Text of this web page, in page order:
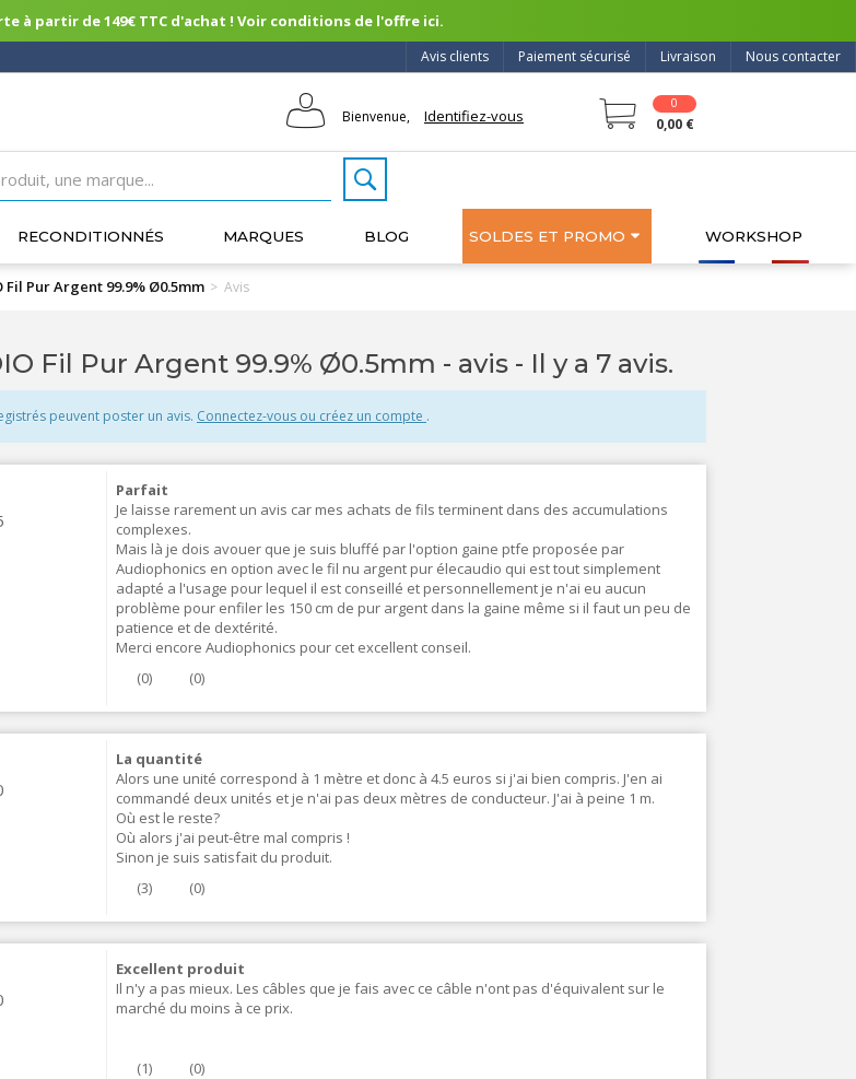
à partir de 149€ TTC d'achat ! Voir conditions de l'offre ici.
Nous contacter
Livraison
Paiement sécurisé
Avis clients
Bienvenue, Identifiez-vous
0
0,00 €
RECONDITIONNÉS MARQUES BLOG SOLDES ET PROMO WORKSHOP
Fil Pur Argent 99.9% Ø0.5mm > Avis
Fil Pur Argent 99.9% Ø0.5mm - avis - Il y a 7 avis.
peuvent poster un avis. Connectez-vous ou créez un compte .
Parfait
Je laisse rarement un avis car mes achats de fils terminent dans des accumulations
complexes.
Mais là je dois avouer que je suis bluffé par l'option gaine ptfe proposée par
Audiophonics en option avec le fil nu argent pur élecaudio qui est tout simplement
adapté a l'usage pour lequel il est conseillé et personnellement je n'ai eu aucun
problème pour enfiler les 150 cm de pur argent dans la gaine même si il faut un peu de
patience et de dextérité.
Merci encore Audiophonics pour cet excellent conseil.
(0) (0)
La quantité
Alors une unité correspond à 1 mètre et donc à 4.5 euros si j'ai bien compris. J'en ai
commandé deux unités et je n'ai pas deux mètres de conducteur. J'ai à peine 1 m.
Où est le reste?
Où alors j'ai peut-être mal compris !
Sinon je suis satisfait du produit.
(3) (0)
Excellent produit
Il n'y a pas mieux. Les câbles que je fais avec ce câble n'ont pas d'équivalent sur le
marché du moins à ce prix.
(1) (0)